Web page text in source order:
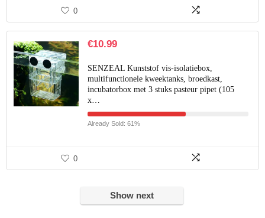
0
€10.99
SENZEAL Kunststof vis-isolatiebox,
multifunctionele kweektanks, broedkast,
incubatorbox met 3 stuks pasteur pipet (105
x…
Already Sold: 61%
0
Show next